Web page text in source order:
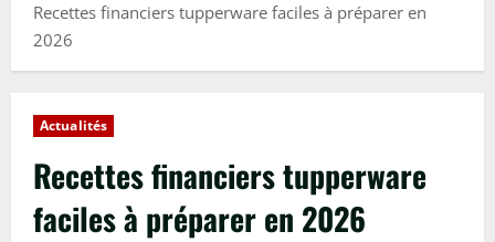
Recettes financiers tupperware faciles à préparer en
2026
Actualités
Recettes financiers tupperware
faciles à préparer en 2026